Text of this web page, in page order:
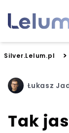
Silver.Lelum.pl >
Łukasz
Tak